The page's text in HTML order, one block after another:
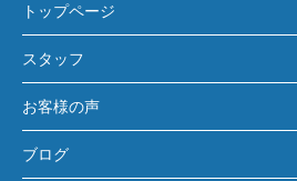
トップページ
スタッフ
お客様の声
ブログ